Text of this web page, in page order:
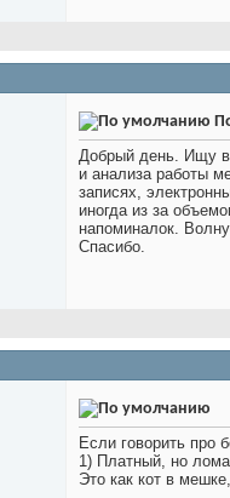
Добрый день. Ищу
и анализа работы
записях,
иногда из за
напоминалок.
Спасибо.
Если говорить про
1) Платный, но
Это как кот в